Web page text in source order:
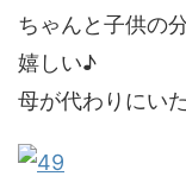
ちゃんと子供の
嬉しい♪
母が代わりにい